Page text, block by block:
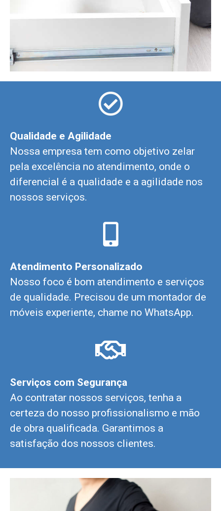
Qualidade e Agilidade
Nossa empresa tem como objetivo zelar
pela excelência no atendimento, onde o
diferencial é a qualidade e a agilidade nos
nossos serviços.
Atendimento Personalizado
Nosso foco é bom atendimento e serviços
de qualidade. Precisou de um montador de
móveis experiente, chame no WhatsApp.
Serviços com Segurança
Ao contratar nossos serviços, tenha a
certeza do nosso profissionalismo e mão
de obra qualificada. Garantimos a
satisfação dos nossos clientes.